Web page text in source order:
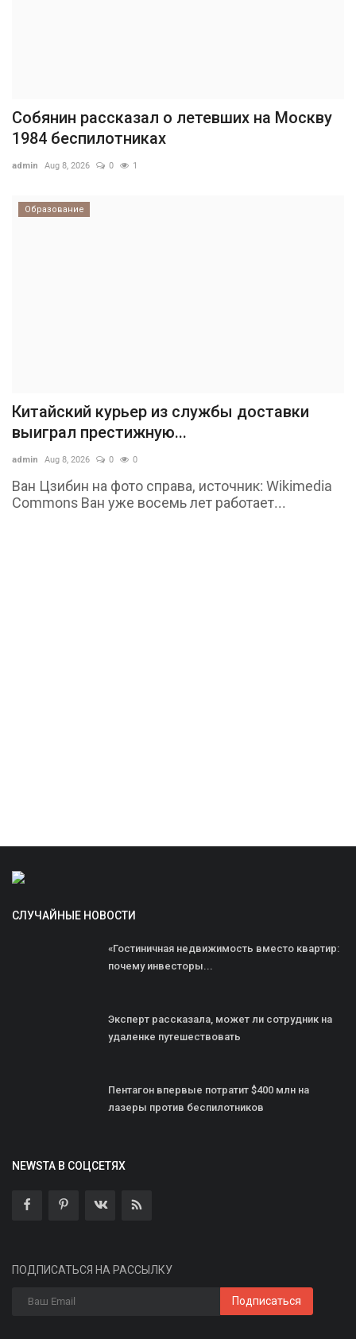
Собянин рассказал о летевших на Москву
1984 беспилотниках
admin Aug 8, 2026 0 1
Образование
Китайский курьер из службы доставки
выиграл престижную...
admin Aug 8, 2026 0 0
Ван Цзибин на фото справа, источник: Wikimedia
Commons Ван уже восемь лет работает...
СЛУЧАЙНЫЕ НОВОСТИ
«Гостиничная недвижимость вместо квартир:
почему инвесторы...
Эксперт рассказала, может ли сотрудник на
удаленке путешествовать
Пентагон впервые потратит $400 млн на
лазеры против беспилотников
NEWSTA В СОЦСЕТЯХ
ПОДПИСАТЬСЯ НА РАССЫЛКУ
Подписаться